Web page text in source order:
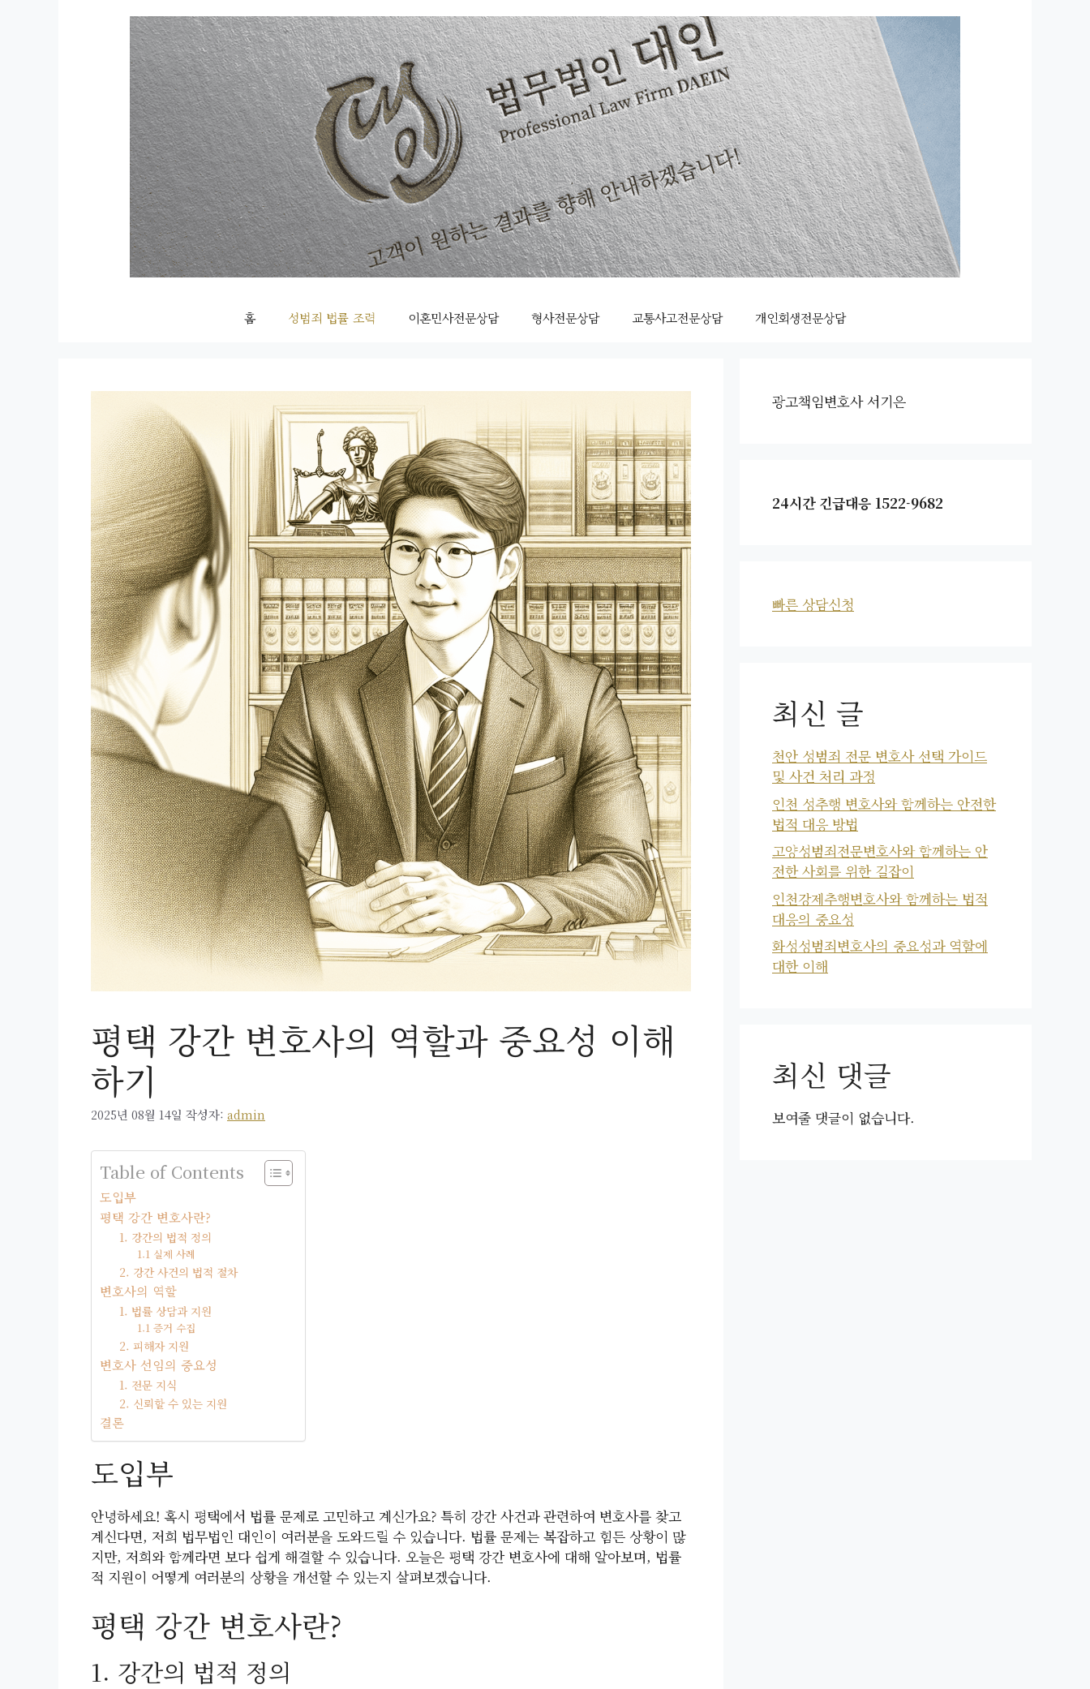
홈 성범죄 법률 조력 이혼민사전문상담 형사전문상담 교통사고전문상담 개인회생전문상담
평택 강간 변호사의 역할과 중요성 이해
하기
2025년 08월 14일 작성자: admin
Table of Contents
도입부
평택 강간 변호사란?
1. 강간의 법적 정의
1.1 실제 사례
2. 강간 사건의 법적 절차
변호사의 역할
1. 법률 상담과 지원
1.1 증거 수집
2. 피해자 지원
변호사 선임의 중요성
1. 전문 지식
2. 신뢰할 수 있는 지원
결론
도입부
안녕하세요! 혹시 평택에서 법률 문제로 고민하고 계신가요? 특히 강간 사건과 관련하여 변호사를 찾고
계신다면, 저희 법무법인 대인이 여러분을 도와드릴 수 있습니다. 법률 문제는 복잡하고 힘든 상황이 많
지만, 저희와 함께라면 보다 쉽게 해결할 수 있습니다. 오늘은 평택 강간 변호사에 대해 알아보며, 법률
적 지원이 어떻게 여러분의 상황을 개선할 수 있는지 살펴보겠습니다.
평택 강간 변호사란?
1. 강간의 법적 정의
광고책임변호사 서기은
24시간 긴급대응 1522-9682
빠른 상담신청
최신 글
천안 성범죄 전문 변호사 선택 가이드
및 사건 처리 과정
인천 성추행 변호사와 함께하는 안전한
법적 대응 방법
고양성범죄전문변호사와 함께하는 안
전한 사회를 위한 길잡이
인천강제추행변호사와 함께하는 법적
대응의 중요성
화성성범죄변호사의 중요성과 역할에
대한 이해
최신 댓글
보여줄 댓글이 없습니다.